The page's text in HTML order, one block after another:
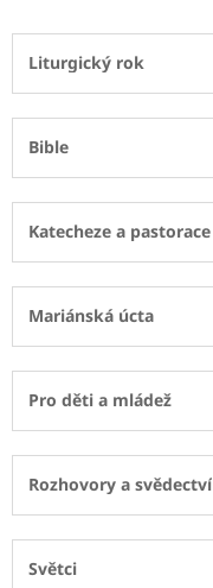
Liturgický rok
Bible
Katecheze a pastorace
Mariánská úcta
Pro děti a mládež
Rozhovory a svědectví
Světci